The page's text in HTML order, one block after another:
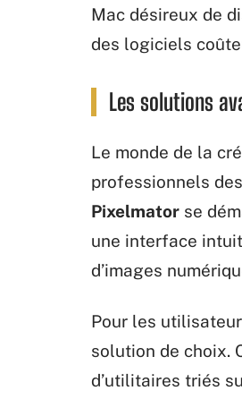
Mac désireux de
des logiciels
Les solutions
Le monde de la
professionnels
Pixelmator se
une interface
d’images
Pour les
solution de choix.
d’utilitaires triés